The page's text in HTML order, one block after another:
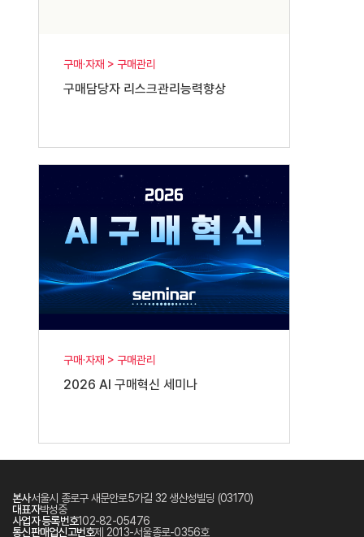
구매·자재 > 구매관리
구매담당자 리스크관리능력향상
구매·자재 > 구매관리
2026 AI 구매혁신 세미나
본사서울시 종로구 새문안로5가길 32 생산성빌딩 (03170)
대표자박성중
사업자 등록번호102-82-05476
통신판매업신고번호제 2013-서울종로-0356호